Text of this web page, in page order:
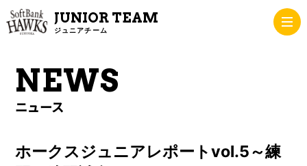
JUNIOR TEAM
ジュニアチーム
TEAM
NEWS
ニュース
NEWS
ニュース
ホークスジュニアレポートvol.5～練